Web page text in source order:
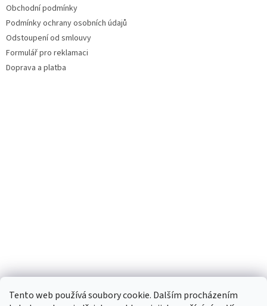
Tento web používá soubory cookie. Dalším procházením
Obchodní podmínky
Podmínky ochrany osobních údajů
Odstoupení od smlouvy
Formulář pro reklamaci
Doprava a platba
Facebook